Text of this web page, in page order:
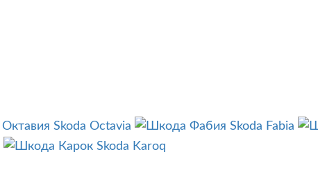
Skoda Octavia
Skoda Fabia
Skoda Karoq